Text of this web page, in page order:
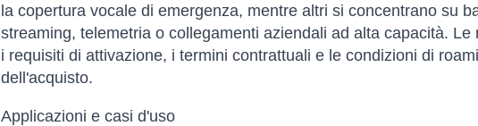
la copertura vocale di emergenza, mentre altri si concentrano su
streaming, telemetria o collegamenti aziendali ad alta capacità.
i requisiti di attivazione, i termini contrattuali e le condizioni di
dell'acquisto.
Applicazioni e casi d'uso